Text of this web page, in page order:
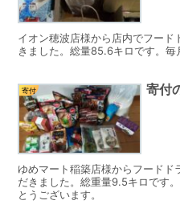
イオン穂波店様から店内でフー
きました。総量85.6キロです。毎
寄付 寄付
ゆめマート稲築店様からフード
だきました。総重量9.5キロです
とうございます。